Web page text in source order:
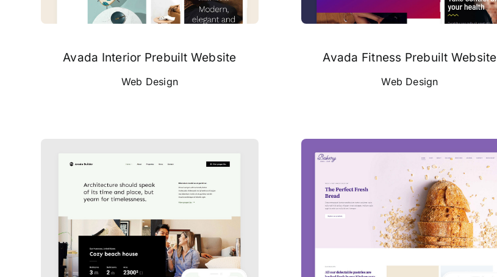
Avada Interior Prebuilt Website
Web Design
Avada Fitness Prebuilt Website
Web Design